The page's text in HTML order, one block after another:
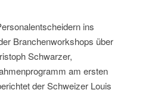
ins
Branchenworkshops über
Schwarzer,
am ersten
der Schweizer Louis